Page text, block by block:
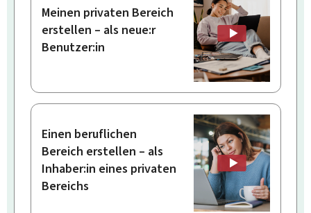
Meinen privaten Bereich
erstellen – als neue:r
Benutzer:in
Einen beruflichen
Bereich erstellen – als
Inhaber:in eines privaten
Bereichs